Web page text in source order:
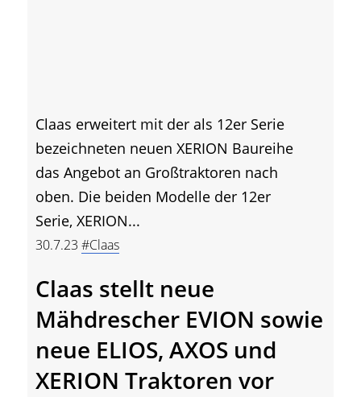
Claas erweitert mit der als 12er Serie
bezeichneten neuen XERION Baureihe
das Angebot an Großtraktoren nach
oben. Die beiden Modelle der 12er
Serie, XERION...
30.7.23 #Claas
Claas stellt neue
Mähdrescher EVION sowie
neue ELIOS, AXOS und
XERION Traktoren vor